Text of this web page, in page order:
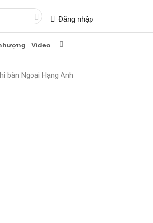
Đăng nhập
Video
bàn Ngoại Hạng Anh